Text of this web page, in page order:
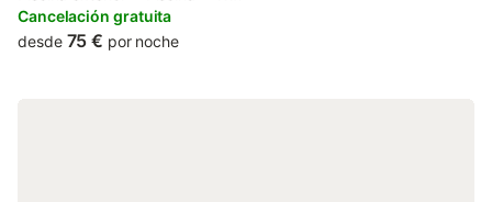
parking.
Cancelación gratuita
desde 75 € por noche